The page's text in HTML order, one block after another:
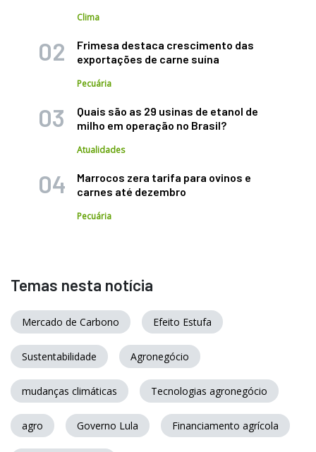
Clima
Frimesa destaca crescimento das
exportações de carne suína
Pecuária
Quais são as 29 usinas de etanol de
milho em operação no Brasil?
Atualidades
Marrocos zera tarifa para ovinos e
carnes até dezembro
Pecuária
Temas nesta notícia
Mercado de Carbono Efeito Estufa
Sustentabilidade Agronegócio
mudanças climáticas Tecnologias agronegócio
agro Governo Lula Financiamento agrícola